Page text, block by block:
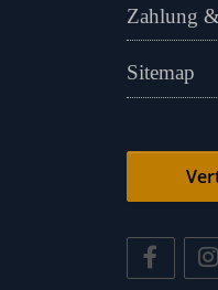
Zahlung
Sitemap